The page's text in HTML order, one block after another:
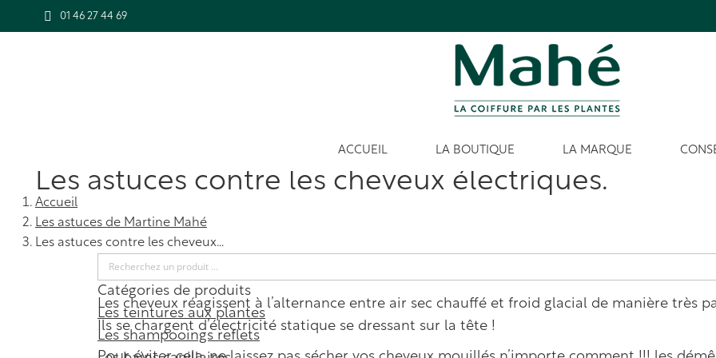
01 46 27 44 69
ACCUEIL LA BOUTIQUE LA MARQUE
Les astuces contre les cheveux électriques.
Vous êtes ici :
Accueil
Les astuces de Martine Mahé
Les astuces contre les cheveux…
Les cheveux réagissent à l’alternance entre air sec chauffé et froid glacial de manière très
Ils se chargent d’électricité statique se dressant sur la tête !
Catégories de produits
Les teintures aux plantes
Les shampooings reflets